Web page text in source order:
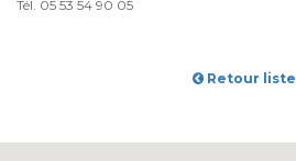
Tél. 05 53 54 90 05
Retour liste